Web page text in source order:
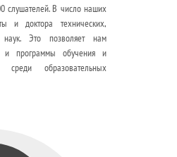
слушателей. В число наших
и доктора технических,
наук. Это позволяет нам
и программы обучения и
образовательных